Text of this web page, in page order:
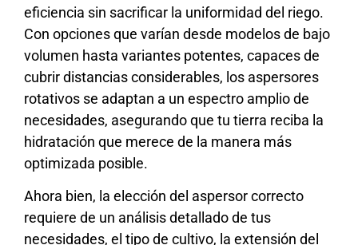
eficiencia sin sacrificar la uniformidad del riego.
Con opciones que varían desde modelos de bajo
volumen hasta variantes potentes, capaces de
cubrir distancias considerables, los aspersores
rotativos se adaptan a un espectro amplio de
necesidades, asegurando que tu tierra reciba la
hidratación que merece de la manera más
optimizada posible.
Ahora bien, la elección del aspersor correcto
requiere de un análisis detallado de tus
necesidades, el tipo de cultivo, la extensión del